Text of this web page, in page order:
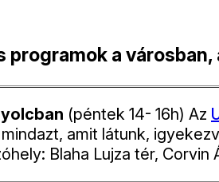
programok a
(péntek 14- 16h) Az
amit látunk,
Blaha Lujza tér,